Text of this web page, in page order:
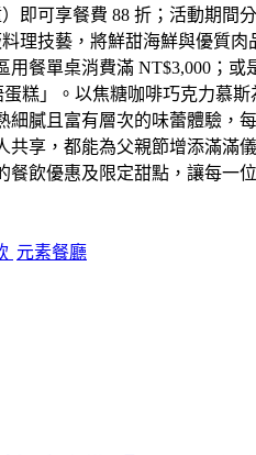
即可享餐費 88 折；活動期
理技藝，將鮮甜海鮮與優質
餐單桌消費滿 NT$3,000；
糕」。以焦糖咖啡巧克力慕
膩且富有層次的味蕾體驗，
享，都能為父親節增添滿
飲優惠及限定甜點，讓每一
元素餐廳